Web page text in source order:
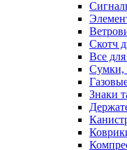
Скотч
Все для
Сумки,
Знаки